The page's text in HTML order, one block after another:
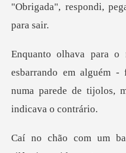
do em alguém -
numa parede de t